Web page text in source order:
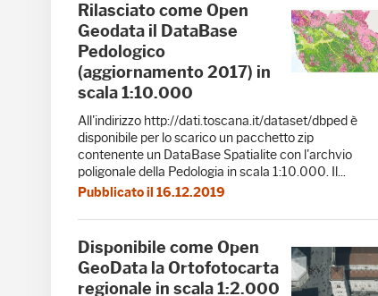
Rilasciato come Open
Geodata il DataBase
Pedologico
(aggiornamento 2017) in
scala 1:10.000
All'indirizzo http://dati.toscana.it/dataset/dbped è
disponibile per lo scarico un pacchetto zip
contenente un DataBase Spatialite con l'archvio
poligonale della Pedologia in scala 1:10.000. Il...
Pubblicato il 16.12.2019
Disponibile come Open
GeoData la Ortofotocarta
regionale in scala 1:2.000